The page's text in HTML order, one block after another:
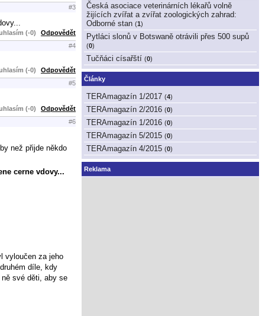
#3
(-0) Odpovědět
#4
(-0) Odpovědět
#5
(-0) Odpovědět
#6
než přijde někdo
cerne vdovy...
vyloučen za jeho
díle, kdy
ně své děti, aby se
Česká asociace veterinárních lékařů volně
žijících zvířat a zvířat zoologických zahrad:
Odborné stan (1)
Pytláci slonů v Botswaně otrávili přes 500 supů
(0)
Tučňáci císařští (0)
Články
TERAmagazín 1/2017 (4)
TERAmagazín 2/2016 (0)
TERAmagazín 1/2016 (0)
TERAmagazín 5/2015 (0)
TERAmagazín 4/2015 (0)
Reklama